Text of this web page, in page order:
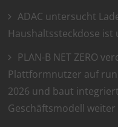
ADAC untersucht
Haushaltssteckdose
PLAN-B NET ZERO
Plattformnutzer auf
2026 und baut
Geschäftsmodell weiter